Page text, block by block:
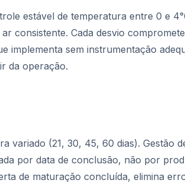
estável de temperatura entre 0 e
consistente. Cada desvio
implementa sem instrumentação
da operação.
variado (21, 30, 45, 60 dias). Gestão
por data de conclusão, não por
de maturação concluída, elimina